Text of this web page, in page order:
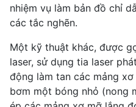
nhiệm vụ làm bản đồ chỉ
các tắc nghẽn.
Một kỹ thuật khác, được
laser, sử dụng tia laser
động làm tan các mảng
bơm một bóng nhỏ (nong